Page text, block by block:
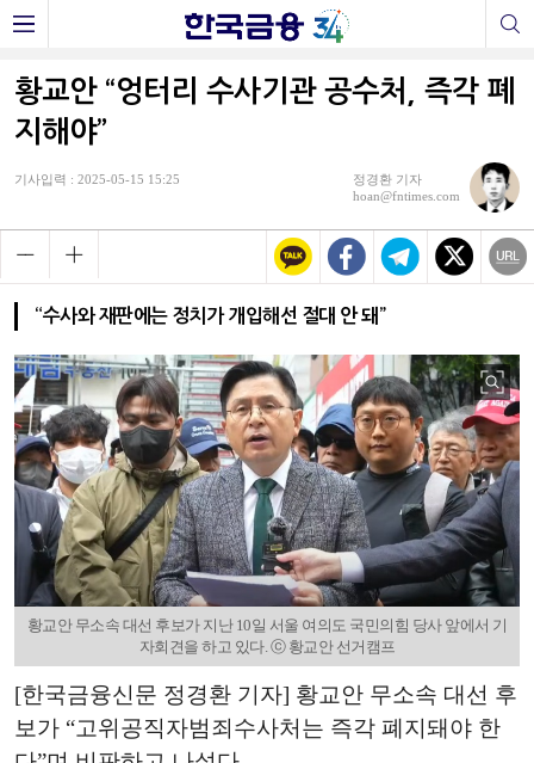
황교안 “엉터리 수사기관 공수처, 즉각 폐
지해야”
기사입력 : 2025-05-15 15:25
정경환 기자
hoan@fntimes.com
“수사와 재판에는 정치가 개입해선 절대 안 돼”
황교안 무소속 대선 후보가 지난 10일 서울 여의도 국민의힘 당사 앞에서 기
자회견을 하고 있다. ⓒ 황교안 선거캠프
[한국금융신문 정경환 기자] 황교안 무소속 대선 후
보가 “고위공직자범죄수사처는 즉각 폐지돼야 한